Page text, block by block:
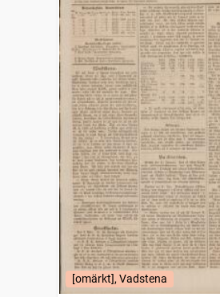
[omärkt], Vadstena